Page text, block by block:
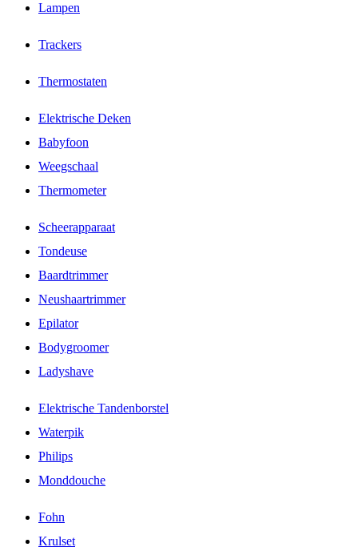
Lampen
Trackers
Thermostaten
Elektrische Deken
Babyfoon
Weegschaal
Thermometer
Scheerapparaat
Tondeuse
Baardtrimmer
Neushaartrimmer
Epilator
Bodygroomer
Ladyshave
Elektrische Tandenborstel
Waterpik
Philips
Monddouche
Fohn
Krulset